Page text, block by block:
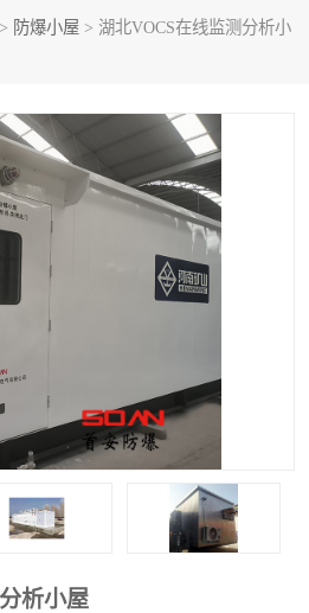
> 防爆小屋 > 湖北VOCS在线监测分析小
析小屋
防爆监视显示器